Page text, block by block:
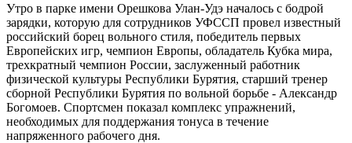
Утро в парке имени Орешкова Улан-Удэ началось с бодрой
зарядки, которую для сотрудников УФССП провел известный
российский борец вольного стиля, победитель первых
Европейских игр, чемпион Европы, обладатель Кубка мира,
трехкратный чемпион России, заслуженный работник
физической культуры Республики Бурятия, старший тренер
сборной Республики Бурятия по вольной борьбе - Александр
Богомоев. Спортсмен показал комплекс упражнений,
необходимых для поддержания тонуса в течение
напряженного рабочего дня.